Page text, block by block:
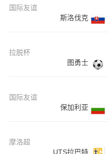
国际友谊
斯洛伐克
拉脱杯
图勇士
国际友谊
保加利亚
摩洛超
UTS拉巴特